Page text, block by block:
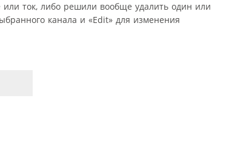
ток, либо решили вообще удалить один или
канала и «Edit» для изменения